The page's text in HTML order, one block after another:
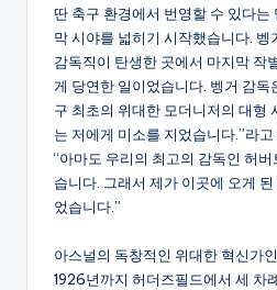
딴 축구 환경에서 번영할 수 있다는
막 시야를 넓히기 시작했습니다. 벵
감독직이 탄생한 곳에서 마지막 작
게 당연한 일이었습니다. 벵거 감독
구 최초의 위대한 모더니저의 대형
는 저에게 미소를 지었습니다.”라
“아마도 우리의 최고의 감독인 허
습니다. 그래서 제가 이곳에 오게
었습니다.”
아스널의 독창적인 위대한 혁신가
1926년까지 허더즈필드에서 세 차